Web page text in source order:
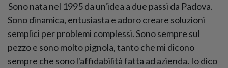
Sono nata nel 1995 da un'idea a due passi da Padova.
Sono dinamica, entusiasta e adoro creare soluzioni
semplici per problemi complessi. Sono sempre sul
pezzo e sono molto pignola, tanto che mi dicono
sempre che sono l'affidabilità fatta ad azienda. Io dico